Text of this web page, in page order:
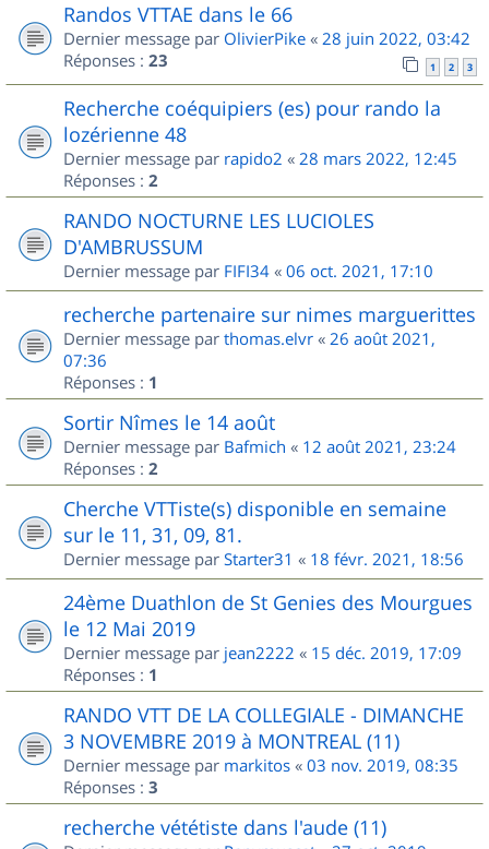
Randos VTTAE dans le 66
Dernier message par OlivierPike « 28 juin 2022, 03:42
Réponses : 23 1 2 3
Recherche coéquipiers (es) pour rando la
lozérienne 48
Dernier message par rapido2 « 28 mars 2022, 12:45
Réponses : 2
RANDO NOCTURNE LES LUCIOLES
D'AMBRUSSUM
Dernier message par FIFI34 « 06 oct. 2021, 17:10
recherche partenaire sur nimes marguerittes
Dernier message par thomas.elvr « 26 août 2021,
07:36
Réponses : 1
Sortir Nîmes le 14 août
Dernier message par Bafmich « 12 août 2021, 23:24
Réponses : 2
Cherche VTTiste(s) disponible en semaine
sur le 11, 31, 09, 81.
Dernier message par Starter31 « 18 févr. 2021, 18:56
24ème Duathlon de St Genies des Mourgues
le 12 Mai 2019
Dernier message par jean2222 « 15 déc. 2019, 17:09
Réponses : 1
RANDO VTT DE LA COLLEGIALE - DIMANCHE
3 NOVEMBRE 2019 à MONTREAL (11)
Dernier message par markitos « 03 nov. 2019, 08:35
Réponses : 3
recherche vététiste dans l'aude (11)